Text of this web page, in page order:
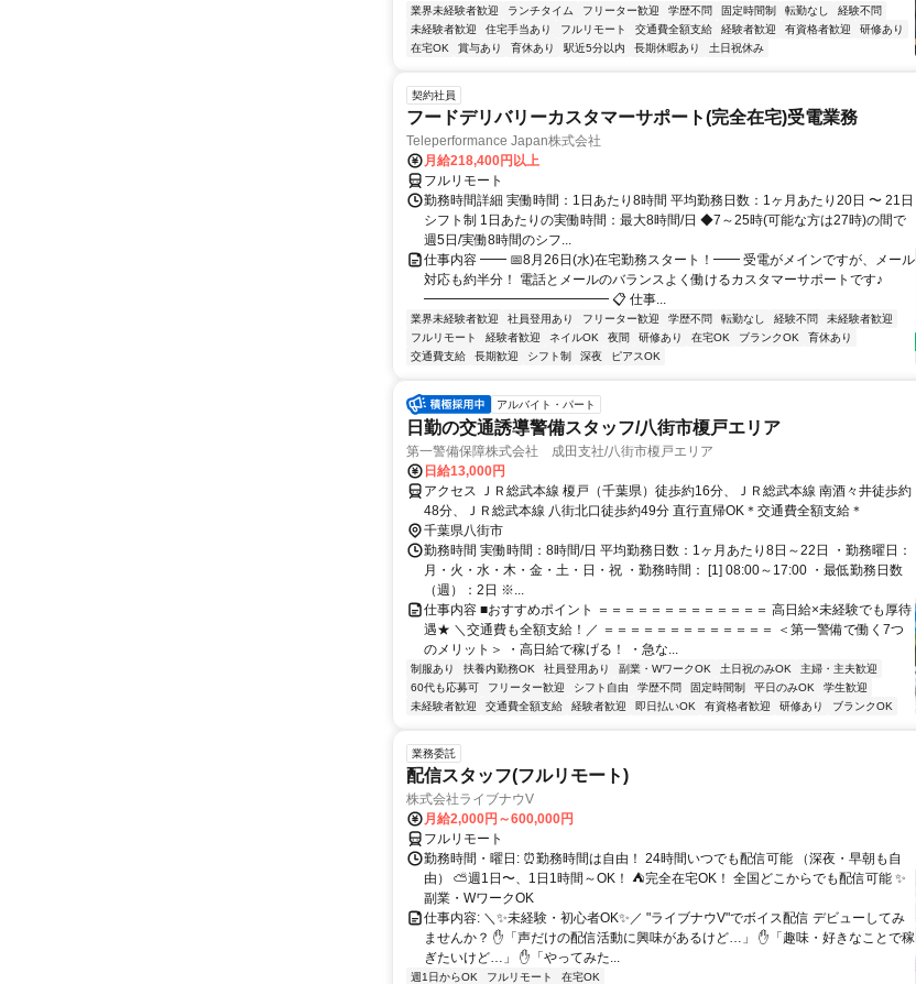
業界未経験者歓迎 ランチタイム フリーター歓迎 学歴不問 固定時間制 転勤なし
経験不問
未経験者歓迎
住宅手当あり フルリモート 交通費全額支給 経験者歓迎 有資格者歓迎
研修あり
在宅OK
賞与あり 育休あり 駅近5分以内 長期休暇あり 土日祝休み
契約社員
フードデリバリーカスタマーサポート(完全在宅)受電業務
Teleperformance Japan株式会社
月給218,400円以上
フルリモート
勤務時間詳細 実働時間：1日あたり8時間 平均勤務日数：1ヶ月あたり20日 〜 21日
シフト制 1日あたりの実働時間：最大8時間/日 ◆7～25時(可能な方は27時)の間で
週5日/実働8時間のシフ...
仕事内容 ━━ 📅8月26日(水)在宅勤務スタート！━━ 受電がメインですが、メール
対応も約半分！ 電話とメールのバランスよく働けるカスタマーサポートです♪
━━━━━━━━━━━━━━ 📋 仕事...
業界未経験者歓迎 社員登用あり フリーター歓迎 学歴不問 転勤なし 経験不問
未経験者歓迎
フルリモート
経験者歓迎 ネイルOK 夜間 研修あり 在宅OK ブランクOK
育休あり
交通費支給
長期歓迎 シフト制 深夜 ピアスOK
アルバイト・パート
日勤の交通誘導警備スタッフ/八街市榎戸エリア
第一警備保障株式会社 成田支社/八街市榎戸エリア
日給13,000円
アクセス ＪＲ総武本線 榎戸（千葉県）徒歩約16分、ＪＲ総武本線 南酒々井徒歩約
48分、ＪＲ総武本線 八街北口徒歩約49分 直行直帰OK＊交通費全額支給＊
千葉県八街市
勤務時間 実働時間：8時間/日 平均勤務日数：1ヶ月あたり8日～22日 ・勤務曜日：
月・火・水・木・金・土・日・祝 ・勤務時間： [1] 08:00～17:00 ・最低勤務日数
（週）：2日 ※...
仕事内容 ■おすすめポイント ＝＝＝＝＝＝＝＝＝＝＝＝＝ 高日給×未経験でも厚待
遇★ ＼交通費も全額支給！／ ＝＝＝＝＝＝＝＝＝＝＝＝＝ ＜第一警備で働く7つ
のメリット＞ ・高日給で稼げる！ ・急な...
制服あり 扶養内勤務OK 社員登用あり 副業・WワークOK 土日祝のみOK
主婦・主夫歓迎
60代も応募可
フリーター歓迎 シフト自由 学歴不問 固定時間制 平日のみOK
学生歓迎
未経験者歓迎
交通費全額支給 経験者歓迎 即日払いOK 有資格者歓迎 研修あり ブランクOK
業務委託
配信スタッフ(フルリモート)
株式会社ライブナウV
月給2,000円～600,000円
フルリモート
勤務時間・曜日: ⏰勤務時間は自由！ 24時間いつでも配信可能 （深夜・早朝も自
由） ⛅週1日〜、1日1時間～OK！ ⛺完全在宅OK！ 全国どこからでも配信可能 ✨
副業・WワークOK
仕事内容: ＼✨未経験・初心者OK✨／ "ライブナウV"でボイス配信 デビューしてみ
ませんか？ ✋「声だけの配信活動に興味があるけど…」 ✋「趣味・好きなことで稼
ぎたいけど…」 ✋「やってみた...
週1日からOK フルリモート 在宅OK